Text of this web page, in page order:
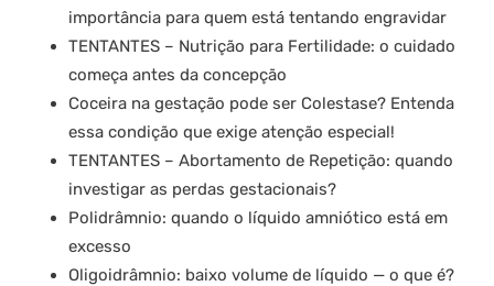
importância para quem está tentando engravidar
TENTANTES – Nutrição para Fertilidade: o cuidado
começa antes da concepção
Coceira na gestação pode ser Colestase? Entenda
essa condição que exige atenção especial!
TENTANTES – Abortamento de Repetição: quando
investigar as perdas gestacionais?
Polidrâmnio: quando o líquido amniótico está em
excesso
Oligoidrâmnio: baixo volume de líquido — o que é?